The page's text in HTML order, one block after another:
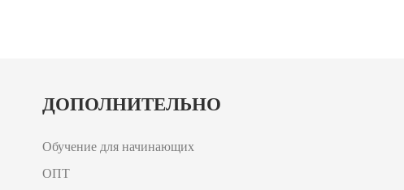
ДОПОЛНИТЕЛЬНО
Обучение для начинающих
ОПТ